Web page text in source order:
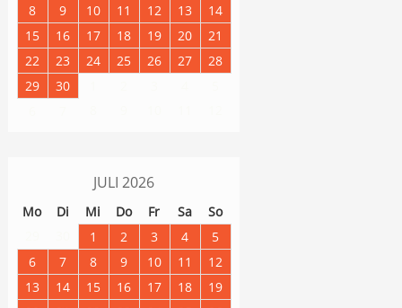
8
9 10 11 12 13
14
15
16 17 18 19 20
21
22
23 24 25 26 27
28
29
30
JULI 2026
Mo Di Mi Do Fr Sa
So
1 2 3 4
5
6
7 8 9 10 11
12
13
14 15 16 17 18
19